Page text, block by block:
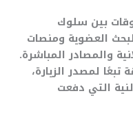
بين سلوك
العضوية ومنصات
والمصادر المباشرة.
لمصدر الزيارة،
التي دفعت